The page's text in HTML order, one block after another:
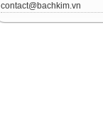
contact@bachkim.vn